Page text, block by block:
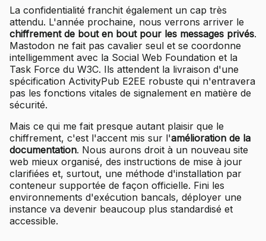
La confidentialité franchit également un cap très
attendu. L'année prochaine, nous verrons arriver le
chiffrement de bout en bout pour les messages privés.
Mastodon ne fait pas cavalier seul et se coordonne
intelligemment avec la Social Web Foundation et la
Task Force du W3C. Ils attendent la livraison d'une
spécification ActivityPub E2EE robuste qui n'entravera
pas les fonctions vitales de signalement en matière de
sécurité.
Mais ce qui me fait presque autant plaisir que le
chiffrement, c'est l'accent mis sur l'amélioration de la
documentation. Nous aurons droit à un nouveau site
web mieux organisé, des instructions de mise à jour
clarifiées et, surtout, une méthode d'installation par
conteneur supportée de façon officielle. Fini les
environnements d'exécution bancals, déployer une
instance va devenir beaucoup plus standardisé et
accessible.